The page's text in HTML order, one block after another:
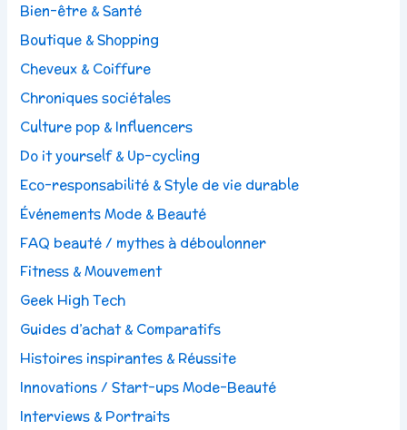
Bien-être & Santé
Boutique & Shopping
Cheveux & Coiffure
Chroniques sociétales
Culture pop & Influencers
Do it yourself & Up-cycling
Eco-responsabilité & Style de vie durable
Événements Mode & Beauté
FAQ beauté / mythes à déboulonner
Fitness & Mouvement
Geek High Tech
Guides d’achat & Comparatifs
Histoires inspirantes & Réussite
Innovations / Start-ups Mode-Beauté
Interviews & Portraits